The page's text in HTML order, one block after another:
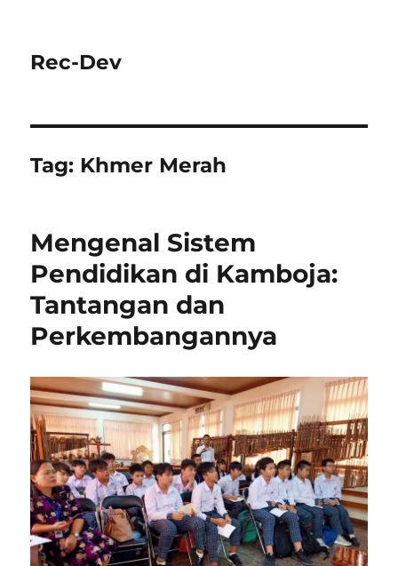
Rec-Dev
Tag: Khmer Merah
Mengenal Sistem
Pendidikan di Kamboja:
Tantangan dan
Perkembangannya